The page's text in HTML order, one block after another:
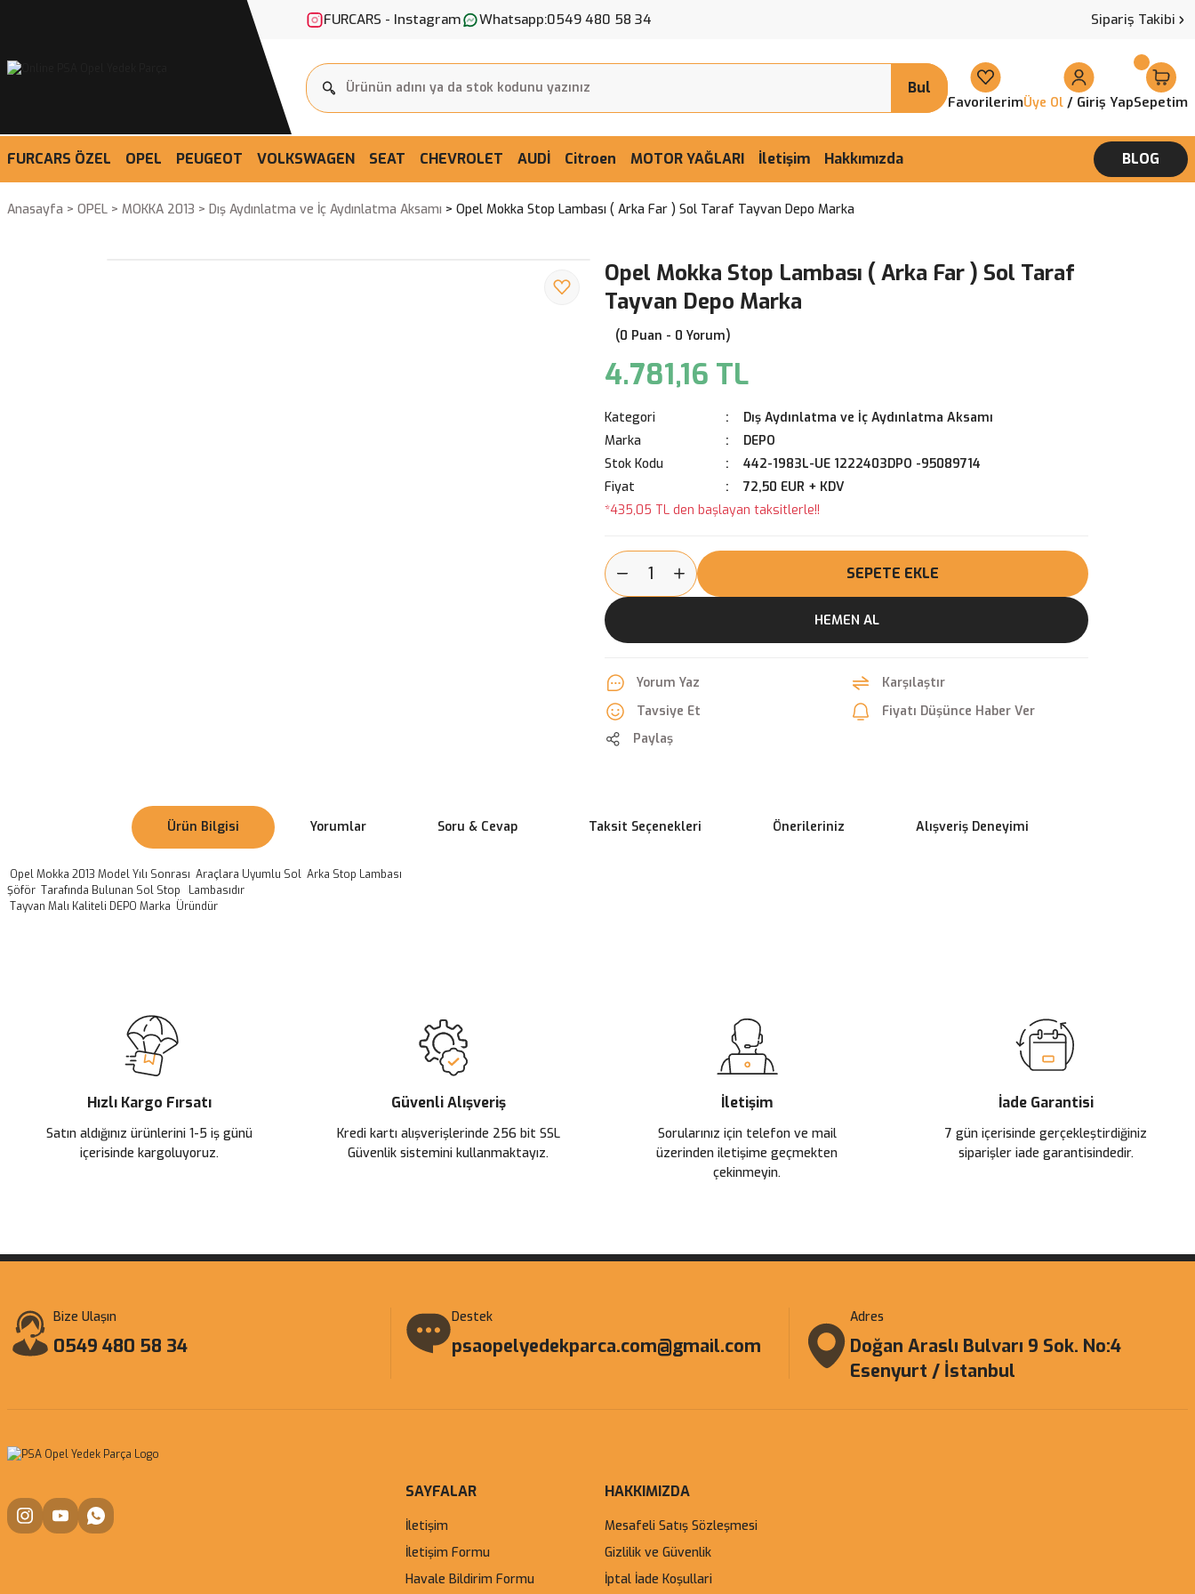
FURCARS - Instagram Whatsapp:0549 480 58 34 Sipariş Takibi
Bul
FavorilerimÜye Ol / Giriş YapSepetim
FURCARS ÖZEL OPEL PEUGEOT VOLKSWAGEN SEAT CHEVROLET AUDİ Citroen MOTOR YAĞLARI İletişim Hakkımızda BLOG
Anasayfa OPEL MOKKA 2013 Dış Aydınlatma ve İç Aydınlatma Aksamı Opel Mokka Stop Lambası ( Arka Far ) Sol Taraf Tayvan Depo Marka
Opel Mokka Stop Lambası ( Arka Far ) Sol Taraf
Tayvan Depo Marka
(0 Puan - 0 Yorum)
4.781,16 TL
Kategori
Dış Aydınlatma ve İç Aydınlatma Aksamı
Marka
DEPO
Stok Kodu
442-1983L-UE 1222403DPO -95089714
Fiyat
72,50 EUR + KDV
*435,05 TL den başlayan taksitlerle!!
SEPETE EKLE
HEMEN AL
Yorum Yaz
Karşılaştır
Tavsiye Et
Fiyatı Düşünce Haber Ver
Paylaş
Ürün Bilgisi Yorumlar Soru & Cevap Taksit Seçenekleri Önerileriniz Alışveriş Deneyimi
Opel Mokka 2013 Model Yılı Sonrası Araçlara Uyumlu Sol Arka Stop Lambası
Şöför Tarafında Bulunan Sol Stop Lambasıdır
Tayvan Malı Kaliteli DEPO Marka Üründür
Ürün açıklamasında eksik bilgiler bulunuyor.
Ürün bilgilerinde hatalar bulunuyor.
Ürün fiyatı diğer sitelerden daha pahalı.
Bu ürüne benzer farklı alternatifler olmalı.
Hızlı Kargo Fırsatı
Satın aldığınız ürünlerini 1-5 iş günü
içerisinde kargoluyoruz.
Güvenli Alışveriş
Kredi kartı alışverişlerinde 256 bit SSL
Güvenlik sistemini kullanmaktayız.
İletişim
Sorularınız için telefon ve mail
üzerinden iletişime geçmekten
çekinmeyin.
İade Garantisi
7 gün içerisinde gerçekleştirdiğiniz
siparişler iade garantisindedir.
Bize Ulaşın
0549 480 58 34
Destek
psaopelyedekparca.com@gmail.com
Adres
Doğan Araslı Bulvarı 9 Sok. No:4
Esenyurt / İstanbul
SAYFALAR
İletişim
İletişim Formu
Havale Bildirim Formu
HAKKIMIZDA
Mesafeli Satış Sözleşmesi
Gizlilik ve Güvenlik
İptal İade Koşullari